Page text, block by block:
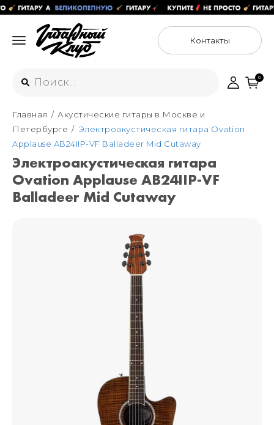
Контакты
Интернет-магазин
+7 (925) 125-54-44
Москва
+7 (925) 176-55-65
ул. Большая Новодмитровская 36с15,
"ФЛАКОН"
Санкт-Петербург
+7 (929) 179-15-49
+7 (925) 879-85-35
Санкт-Петербург
+7 (999) 213-51-93
0
Главная
Акустические гитары в Москве и
Петербурге
Электроакустическая гитара Ovation
Applause AB24IIP-VF Balladeer Mid Cutaway
Электроакустическая гитара
Ovation Applause AB24IIP-VF
Balladeer Mid Cutaway